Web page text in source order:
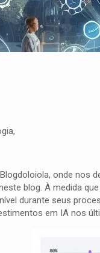
onde nos
blog. À medida
durante seus
em IA nos